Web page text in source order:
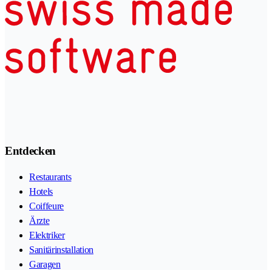
Entdecken
Restaurants
Hotels
Coiffeure
Ärzte
Elektriker
Sanitärinstallation
Garagen